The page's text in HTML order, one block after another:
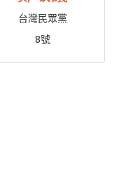
台灣民眾黨
8號